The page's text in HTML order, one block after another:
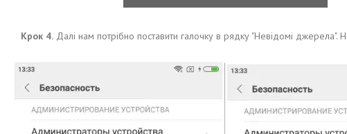
Крок 4.Далі нам потрібно поставити галочку в рядку "Невідомі джерела".